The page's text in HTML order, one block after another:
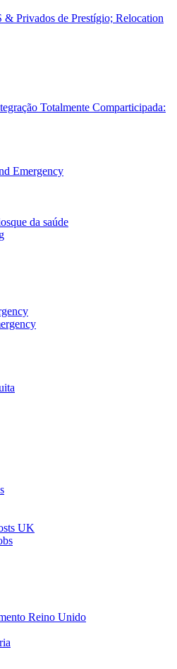
& Privados de Prestígio; Relocation
Totalmente Comparticipada:
Emergency
da saúde
UK
Reino Unido